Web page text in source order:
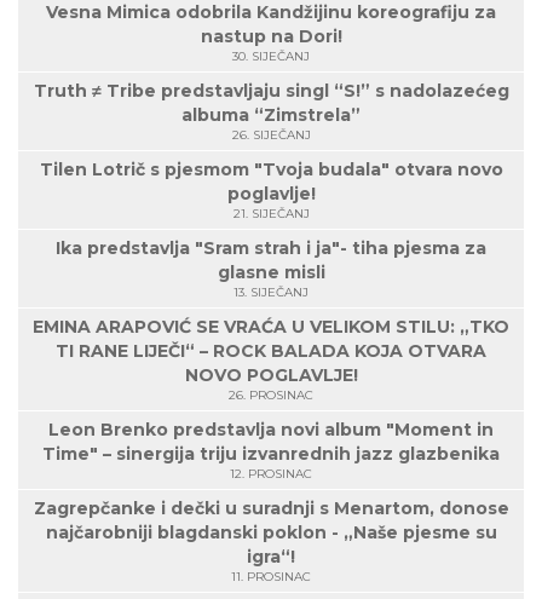
Vesna Mimica odobrila Kandžijinu koreografiju za
nastup na Dori!
30. SIJEČANJ
Truth ≠ Tribe predstavljaju singl “S!” s nadolazećeg
albuma “Zimstrela”
26. SIJEČANJ
Tilen Lotrič s pjesmom "Tvoja budala" otvara novo
poglavlje!
21. SIJEČANJ
Ika predstavlja "Sram strah i ja"- tiha pjesma za
glasne misli
13. SIJEČANJ
EMINA ARAPOVIĆ SE VRAĆA U VELIKOM STILU: „TKO
TI RANE LIJEČI“ – ROCK BALADA KOJA OTVARA
NOVO POGLAVLJE!
26. PROSINAC
Leon Brenko predstavlja novi album "Moment in
Time" – sinergija triju izvanrednih jazz glazbenika
12. PROSINAC
Zagrepčanke i dečki u suradnji s Menartom, donose
najčarobniji blagdanski poklon - „Naše pjesme su
igra“!
11. PROSINAC